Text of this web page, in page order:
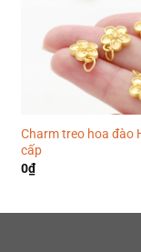
Charm treo hoa đào
cấp
0₫